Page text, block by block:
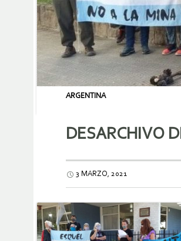
ARGENTINA
DESARCHIVO
3 MARZO, 2021